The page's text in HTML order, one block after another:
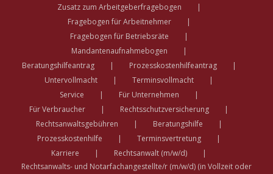
Zusatz zum Arbeitgeberfragebogen
Fragebogen für Arbeitnehmer
Fragebogen für Betriebsräte
Mandantenaufnahmebogen
Beratungshilfeantrag
Prozesskostenhilfeantrag
Untervollmacht
Terminsvollmacht
Service
Für Unternehmen
Für Verbraucher
Rechtsschutzversicherung
Rechtsanwaltsgebühren
Beratungshilfe
Prozesskostenhilfe
Terminsvertretung
Karriere
Rechtsanwalt (m/w/d)
Rechtsanwalts- und Notarfachangestellte/r (m/w/d) (in Vollzeit oder